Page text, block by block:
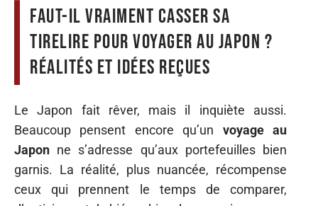
Faut-il vraiment casser sa
tirelire pour voyager au Japon ?
Réalités et idées reçues
Le Japon fait rêver, mais il inquiète aussi.
Beaucoup pensent encore qu’un voyage au
Japon ne s’adresse qu’aux portefeuilles bien
garnis. La réalité, plus nuancée, récompense
ceux qui prennent le temps de comparer,